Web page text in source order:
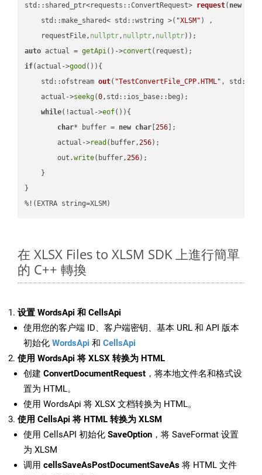
std::shared_ptr<requests::ConvertRequest> request( new
    std::make_shared< std::wstring >(
"XLSM" ) ,
    requestFile,
nullptr, nullptr, nullptr))
auto actual = getApi()->convert
if(actual->good ()){
std::ofstream out( "TestConvertFile_CPP.HTML" ,
    actual->
seekg(0,std::ios_base::beg);
while(!actual->eof()){
char* buffer = new char [256 ];
        actual->
read (buffer,256);
        out.
write(buffer,256);
    }
}
%!(EXTRA string=XLSM)
在 XLSX Files to XLSM SDK 上進行簡單
的 C++ 轉換
设置 WordsApi 和 CellsApi
使用您的客户端 ID、客户端密钥、基本 URL 和 API 版本
初始化 WordsApi 和 CellsApi
使用 WordsApi 将 XLSX 转换为 HTML
创建 ConvertDocumentRequest ，将本地文件名和格式设
置为 HTML。
使用 WordsApi 将 XLSX 文档转换为 HTML。
使用 CellsApi 将 HTML 转换为 XLSM
使用 CellsAPI 初始化 SaveOption ，将 SaveFormat 设置
为 XLSM
调用 cellsSaveAsPostDocumentSaveAs 将 HTML 文件